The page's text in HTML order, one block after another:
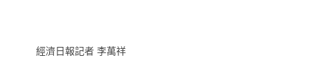
經濟日報記者 李萬祥